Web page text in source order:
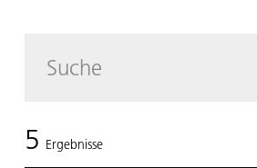
5 Ergebnisse